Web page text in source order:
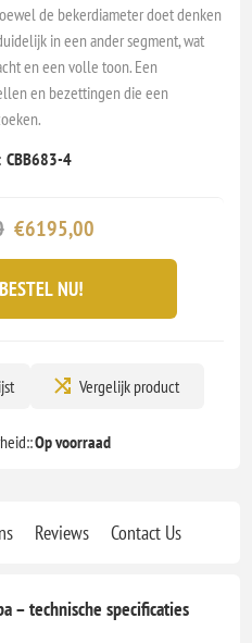
de bekerdiameter doet denken
in een ander segment, wat
en een volle toon. Een
en bezettingen die een
CBB683-4
€6195,00
BESTEL NU!
Vergelijk product
Op voorraad
Reviews Contact Us
– technische specificaties